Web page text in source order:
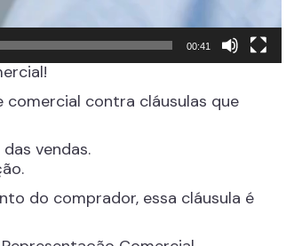
00:41
contra cláusulas que
vendas.
do comprador, essa cláusula é